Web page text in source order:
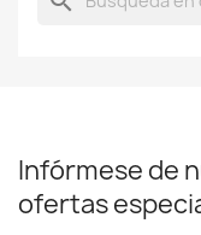
Infórmese de
ofertas